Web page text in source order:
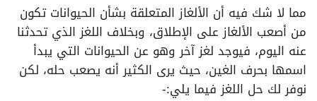
مما لا شك فيه أن الألغاز المتعلقة بشأن الحيوانات تكون
من أصعب الألغاز على الإطلاق، وبخلاف اللغز الذي تحدثنا
عنه اليوم، فيوجد لغز آخر وهو عن الحيوانات التي يبدأ
اسمها بحرف الغين، حيث يرى الكثير أنه يصعب حله، لكن
نوفر لك حل اللغز فيما يلي:-